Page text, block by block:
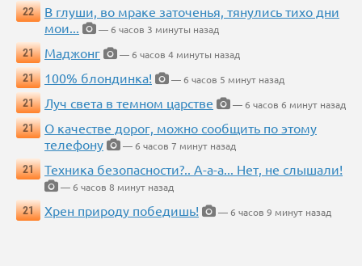
22
В глуши, во мраке заточенья, тянулись тихо дни
мои...
— 6 часов 3 минуты назад
21
Маджонг
— 6 часов 4 минуты назад
21
100% блондинка!
— 6 часов 5 минут назад
21
Луч света в темном царстве
— 6 часов 6 минут назад
21
О качестве дорог, можно сообщить по этому
телефону
— 6 часов 7 минут назад
21
Техника безопасности?.. А-а-а... Нет, не слышали!
— 6 часов 8 минут назад
21
Хрен природу победишь! — 6 часов 9 минут назад